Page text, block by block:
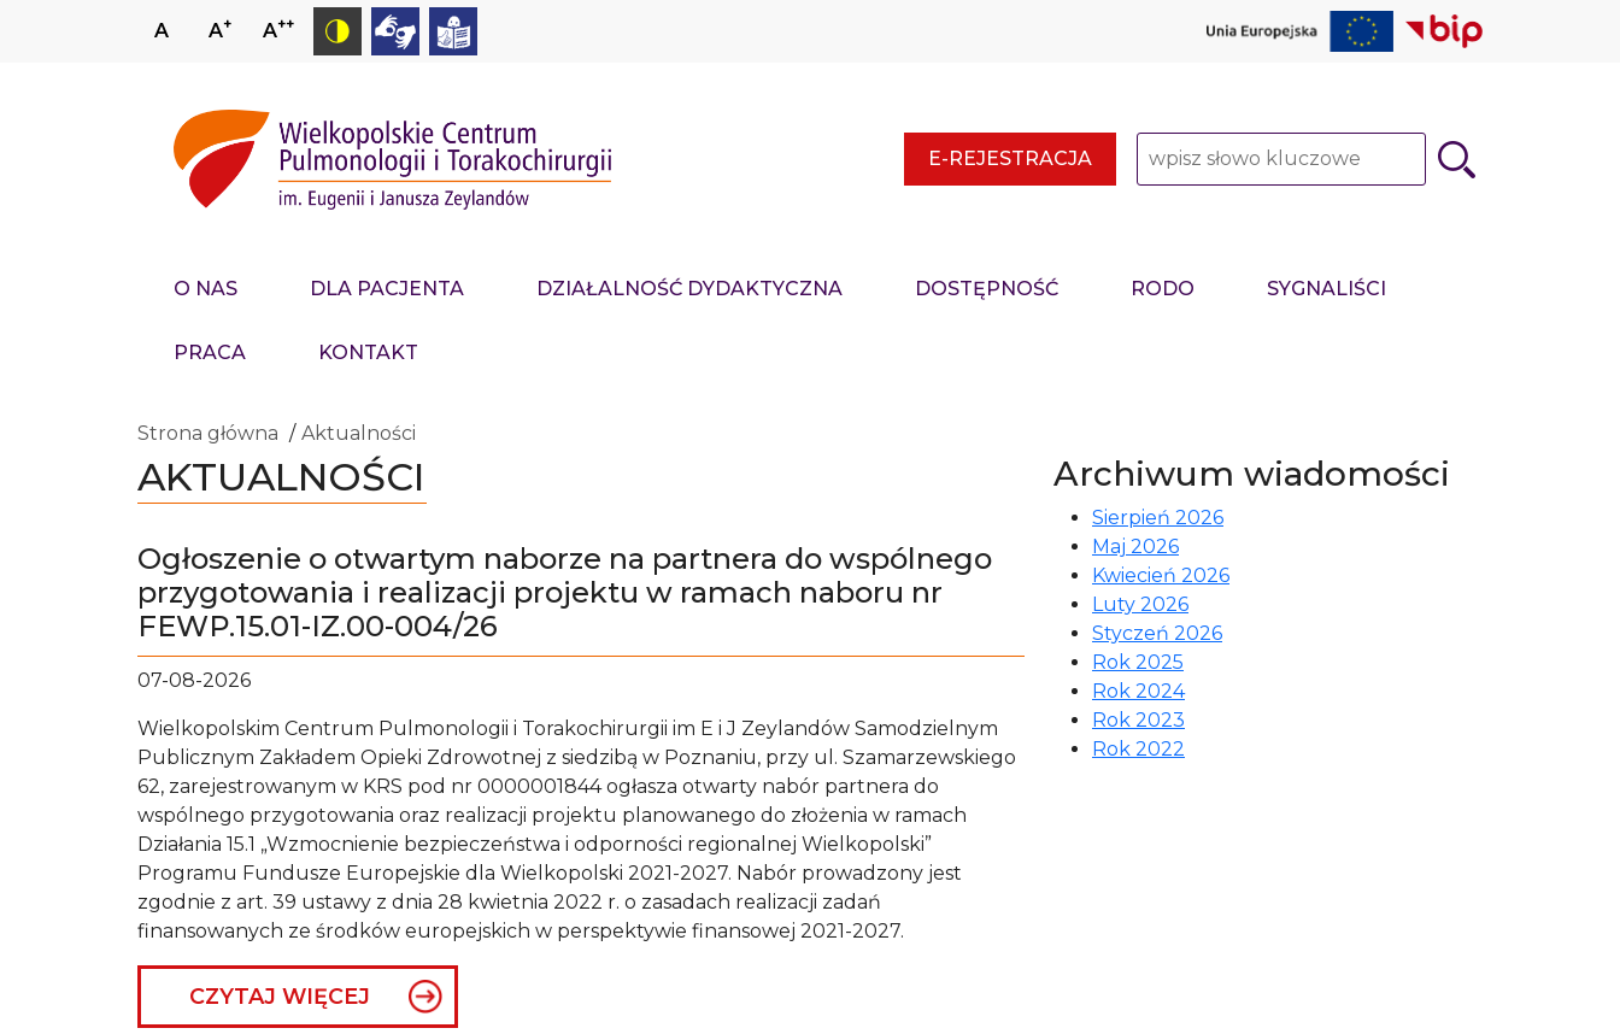
A A+ A++
E-REJESTRACJA
Słowo kluczowe
O NAS DLA PACJENTA DZIAŁALNOŚĆ DYDAKTYCZNA DOSTĘPNOŚĆ RODO SYGNALIŚCI
PRACA KONTAKT
Strona główna Aktualności
AKTUALNOŚCI
Ogłoszenie o otwartym naborze na partnera do wspólnego
przygotowania i realizacji projektu w ramach naboru nr
FEWP.15.01-IZ.00-004/26
07-08-2026
Wielkopolskim Centrum Pulmonologii i Torakochirurgii im E i J Zeylandów Samodzielnym
Publicznym Zakładem Opieki Zdrowotnej z siedzibą w Poznaniu, przy ul. Szamarzewskiego
62, zarejestrowanym w KRS pod nr 0000001844 ogłasza otwarty nabór partnera do
wspólnego przygotowania oraz realizacji projektu planowanego do złożenia w ramach
Działania 15.1 „Wzmocnienie bezpieczeństwa i odporności regionalnej Wielkopolski”
Programu Fundusze Europejskie dla Wielkopolski 2021-2027. Nabór prowadzony jest
zgodnie z art. 39 ustawy z dnia 28 kwietnia 2022 r. o zasadach realizacji zadań
finansowanych ze środków europejskich w perspektywie finansowej 2021-2027.
CZYTAJ WIĘCEJ
Archiwum wiadomości
Sierpień 2026
Maj 2026
Kwiecień 2026
Luty 2026
Styczeń 2026
Rok 2025
Rok 2024
Rok 2023
Rok 2022